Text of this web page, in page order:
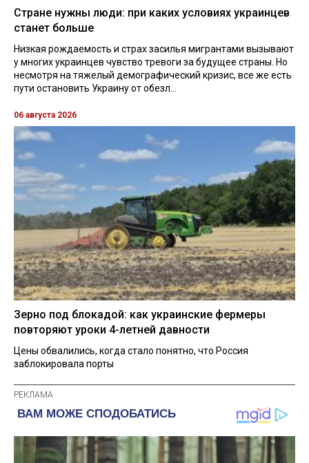
Стране нужны люди: при каких условиях украинцев
станет больше
Низкая рождаемость и страх засилья мигрантами вызывают
у многих украинцев чувство тревоги за будущее страны. Но
несмотря на тяжелый демографический кризис, все же есть
пути остановить Украину от обезл...
06 августа 2026
Зерно под блокадой: как украинские фермеры
повторяют уроки 4-летней давности
Цены обвалились, когда стало понятно, что Россия
заблокировала порты